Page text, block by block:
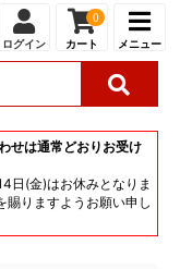
ログイン
0
カート メニュー
せは通常どおりお受け
日(金)はお休みとなりま
賜りますようお願い申し